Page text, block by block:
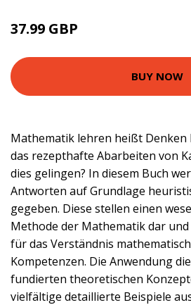
37.99 GBP
BUY NOW
Mathematik lehren heißt
das rezepthafte Abarbeiten von
dies gelingen? In diesem Buch
Antworten auf Grundlage
gegeben. Diese stellen einen
Methode der Mathematik dar
für das Verständnis
Kompetenzen. Die Anwendung
fundierten theoretischen
vielfältige detaillierte Beispiele